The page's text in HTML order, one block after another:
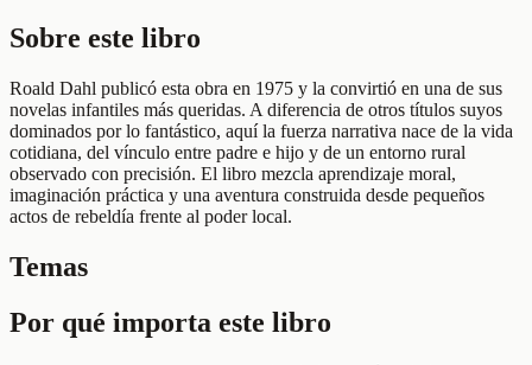
Sobre este libro
Roald Dahl publicó esta obra en 1975 y la convirtió en una de sus
novelas infantiles más queridas. A diferencia de otros títulos suyos
dominados por lo fantástico, aquí la fuerza narrativa nace de la vida
cotidiana, del vínculo entre padre e hijo y de un entorno rural
observado con precisión. El libro mezcla aprendizaje moral,
imaginación práctica y una aventura construida desde pequeños
actos de rebeldía frente al poder local.
Temas
Por qué importa este libro